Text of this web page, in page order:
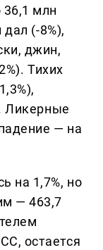
36,1 млн
(-8%),
джин,
Тихих
Ликерные
— на
на 1,7%, но
— 463,7
остается